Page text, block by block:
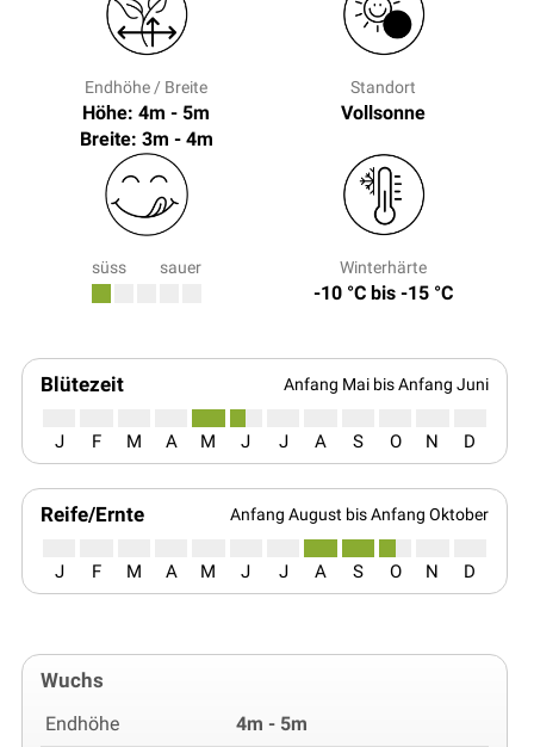
Endhöhe / Breite
Höhe: 4m - 5m
Breite: 3m - 4m
Standort
Vollsonne
süss sauer Winterhärte
-10 °C bis -15 °C
Blütezeit Anfang Mai bis Anfang Juni
J F M A M J J A S O N D
Reife/Ernte Anfang August bis Anfang Oktober
J F M A M J J A S O N D
Wuchs
Endhöhe 4m - 5m